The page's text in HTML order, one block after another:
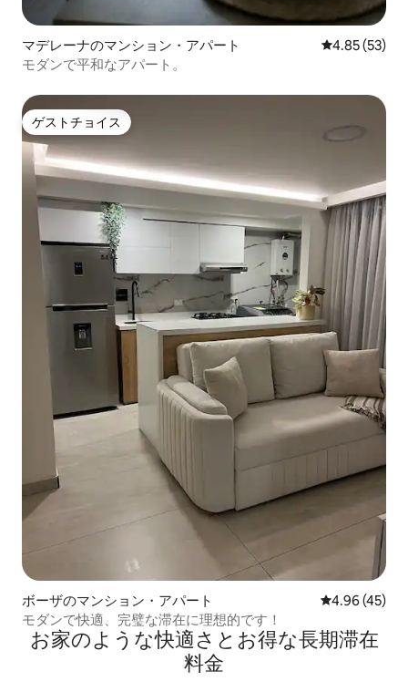
マデレーナのマンション・アパート レビュー53
4.85 (53)
モダンで平和なアパート。
ゲストチョイス
ゲストチョイス
ボーザのマンション・アパート レビュー45
4.96 (45)
モダンで快適、完璧な滞在に理想的です！
お家のような快⁠適⁠さ⁠とお⁠得⁠な長⁠期⁠滞⁠在
料⁠金